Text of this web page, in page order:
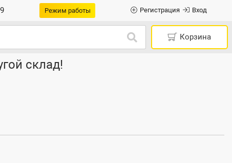
Режим работы Регистрация Вход
Корзина
склад!